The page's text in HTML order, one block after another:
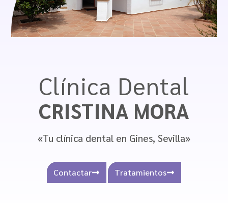
Clínica Dental
CRISTINA MORA
«Tu clínica dental en Gines, Sevilla»
Contactar Tratamientos